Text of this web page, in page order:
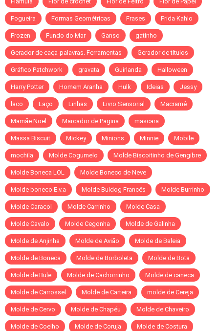
Fogueira Formas Geométricas Frases Frida Kahlo
Frozen Fundo do Mar Ganso gatinho
Gerador de caça-palavras. Ferramentas Gerador de títulos
Gráfico Patchwork gravata Guirlanda Halloween
Harry Potter Homem Aranha Hulk Ideias Jessy
laco Laço Linhas Livro Sensorial Macramê
Mamãe Noel Marcador de Pagina mascara
Massa Biscuit Mickey Minions Minnie Mobile
mochila Molde Cogumelo Molde Biscoitinho de Gengibre
Molde Boneca LOL Molde Boneco de Neve
Molde boneco E.v.a Molde Buldog Francês Molde Burrinho
Molde Caracol Molde Carrinho Molde Casa
Molde Cavalo Molde Cegonha Molde de Galinha
Molde de Anjinha Molde de Avião Molde de Baleia
Molde de Boneca Molde de Borboleta Molde de Bota
Molde de Bule Molde de Cachorrinho Molde de caneca
Molde de Carrossel Molde de Carteira molde de Cereja
Molde de Cervo Molde de Chapéu Molde de Chaveiro
Molde de Coelho Molde de Coruja Molde de Costura